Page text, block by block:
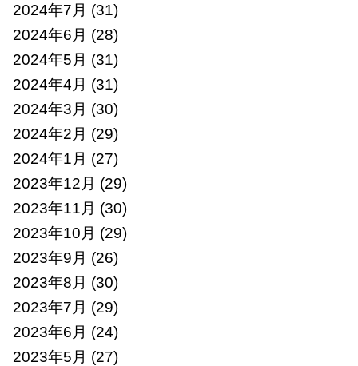
2024年7月 (31)
2024年6月 (28)
2024年5月 (31)
2024年4月 (31)
2024年3月 (30)
2024年2月 (29)
2024年1月 (27)
2023年12月 (29)
2023年11月 (30)
2023年10月 (29)
2023年9月 (26)
2023年8月 (30)
2023年7月 (29)
2023年6月 (24)
2023年5月 (27)